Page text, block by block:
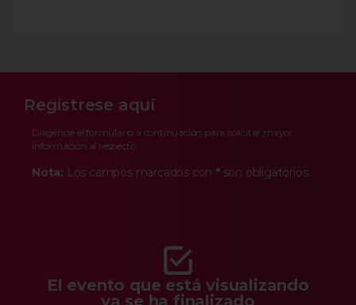
Regístrese aquí
Diligencie el formulario a continuación para solicitar mayor
información al respecto
Nota: Los campos marcados con *son obligatorios.
El evento que está visualizando
ya se ha finalizado